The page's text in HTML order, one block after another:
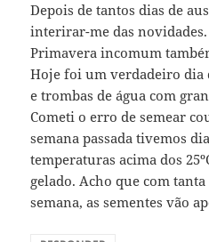
Depois de tantos dias de
interirar-me das
Primavera incomum
Hoje foi um verdadeiro dia
e trombas de água com
Cometi o erro de semear
semana passada tivemos
temperaturas acima dos
gelado. Acho que com
semana, as sementes vão